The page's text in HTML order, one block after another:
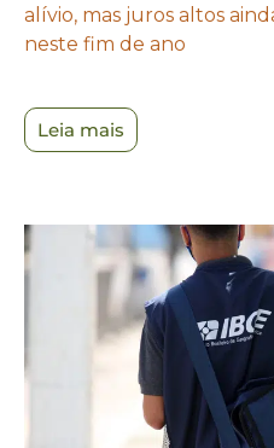
alívio, mas juros altos
neste fim de ano
Leia mais